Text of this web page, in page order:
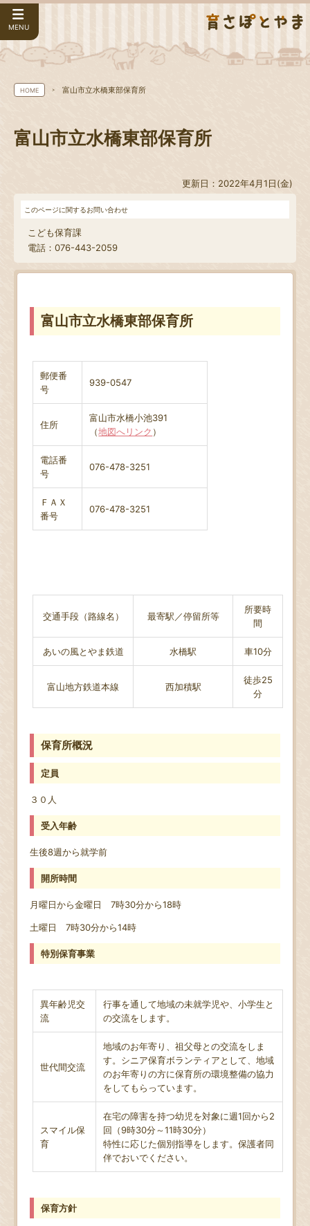
MENU
HOME 富山市立水橋東部保育所
富山市立水橋東部保育所
更新日：2022年4月1日(金)
このページに関するお問い合わせ
こども保育課
電話：076-443-2059
富山市立水橋東部保育所
郵便番
号
939-0547
住所
富山市水橋小池391
（地図へリンク ）
電話番
号
076-478-3251
ＦＡＸ
番号
076-478-3251
交通手段（路線名） 最寄駅／停留所等
所要時
間
あいの風とやま鉄道 水橋駅 車10分
富山地方鉄道本線 西加積駅
徒歩25
分
保育所概況
定員
３０人
受入年齢
生後8週から就学前
開所時間
月曜日から金曜日 7時30分から18時
土曜日 7時30分から14時
特別保育事業
異年齢児交
流
行事を通して地域の未就学児や、小学生と
の交流をします。
世代間交流
地域のお年寄り、祖父母との交流をしま
す。シニア保育ボランティアとして、地域
のお年寄りの方に保育所の環境整備の協力
をしてもらっています。
スマイル保
育
在宅の障害を持つ幼児を対象に週1回から2
回（9時30分～11時30分）
特性に応じた個別指導をします。保護者同
伴でおいでください。
保育方針